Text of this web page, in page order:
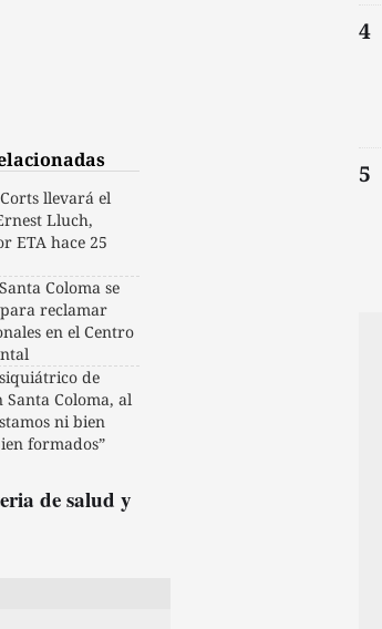
llevará el
Lluch,
ETA hace 25
Coloma se
reclamar
en el Centro
de
Coloma, al
ni bien
formados”
de salud y